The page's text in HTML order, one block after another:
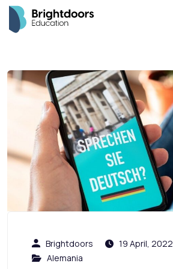
Brightdoors
19 April, 2022
Alemania